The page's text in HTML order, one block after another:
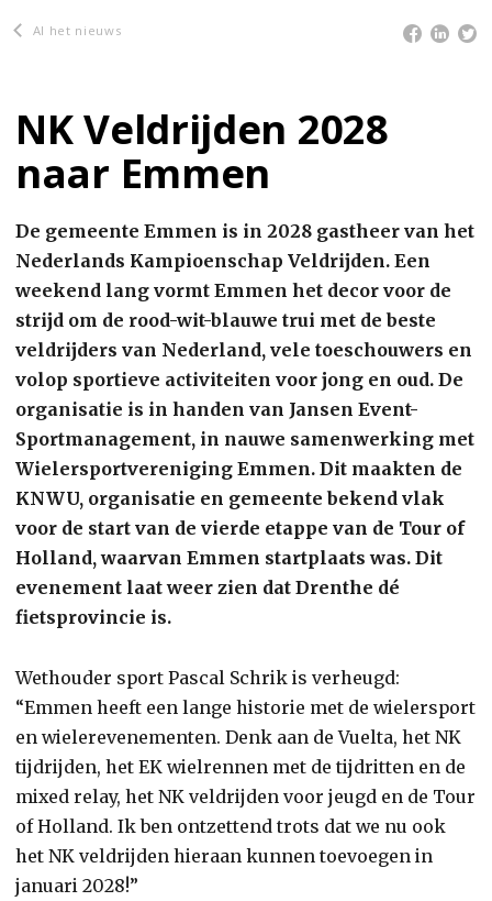
Al het nieuws
NK Veldrijden 2028
naar Emmen
De gemeente Emmen is in 2028 gastheer van het
Nederlands Kampioenschap Veldrijden. Een
weekend lang vormt Emmen het decor voor de
strijd om de rood-wit-blauwe trui met de beste
veldrijders van Nederland, vele toeschouwers en
volop sportieve activiteiten voor jong en oud. De
organisatie is in handen van Jansen Event-
Sportmanagement, in nauwe samenwerking met
Wielersportvereniging Emmen. Dit maakten de
KNWU, organisatie en gemeente bekend vlak
voor de start van de vierde etappe van de Tour of
Holland, waarvan Emmen startplaats was. Dit
evenement laat weer zien dat Drenthe dé
fietsprovincie is.
Wethouder sport Pascal Schrik is verheugd:
“Emmen heeft een lange historie met de wielersport
en wielerevenementen. Denk aan de Vuelta, het NK
tijdrijden, het EK wielrennen met de tijdritten en de
mixed relay, het NK veldrijden voor jeugd en de Tour
of Holland. Ik ben ontzettend trots dat we nu ook
het NK veldrijden hieraan kunnen toevoegen in
januari 2028!”